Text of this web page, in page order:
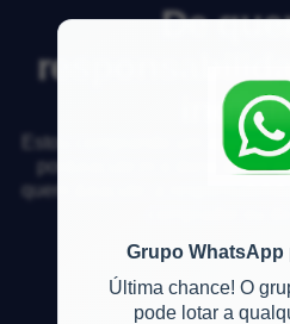
Grupo WhatsApp
Última chance! O
pode lotar a
De
Estou comprando um
por&eacute;m o dono disse
quem &eacute; a